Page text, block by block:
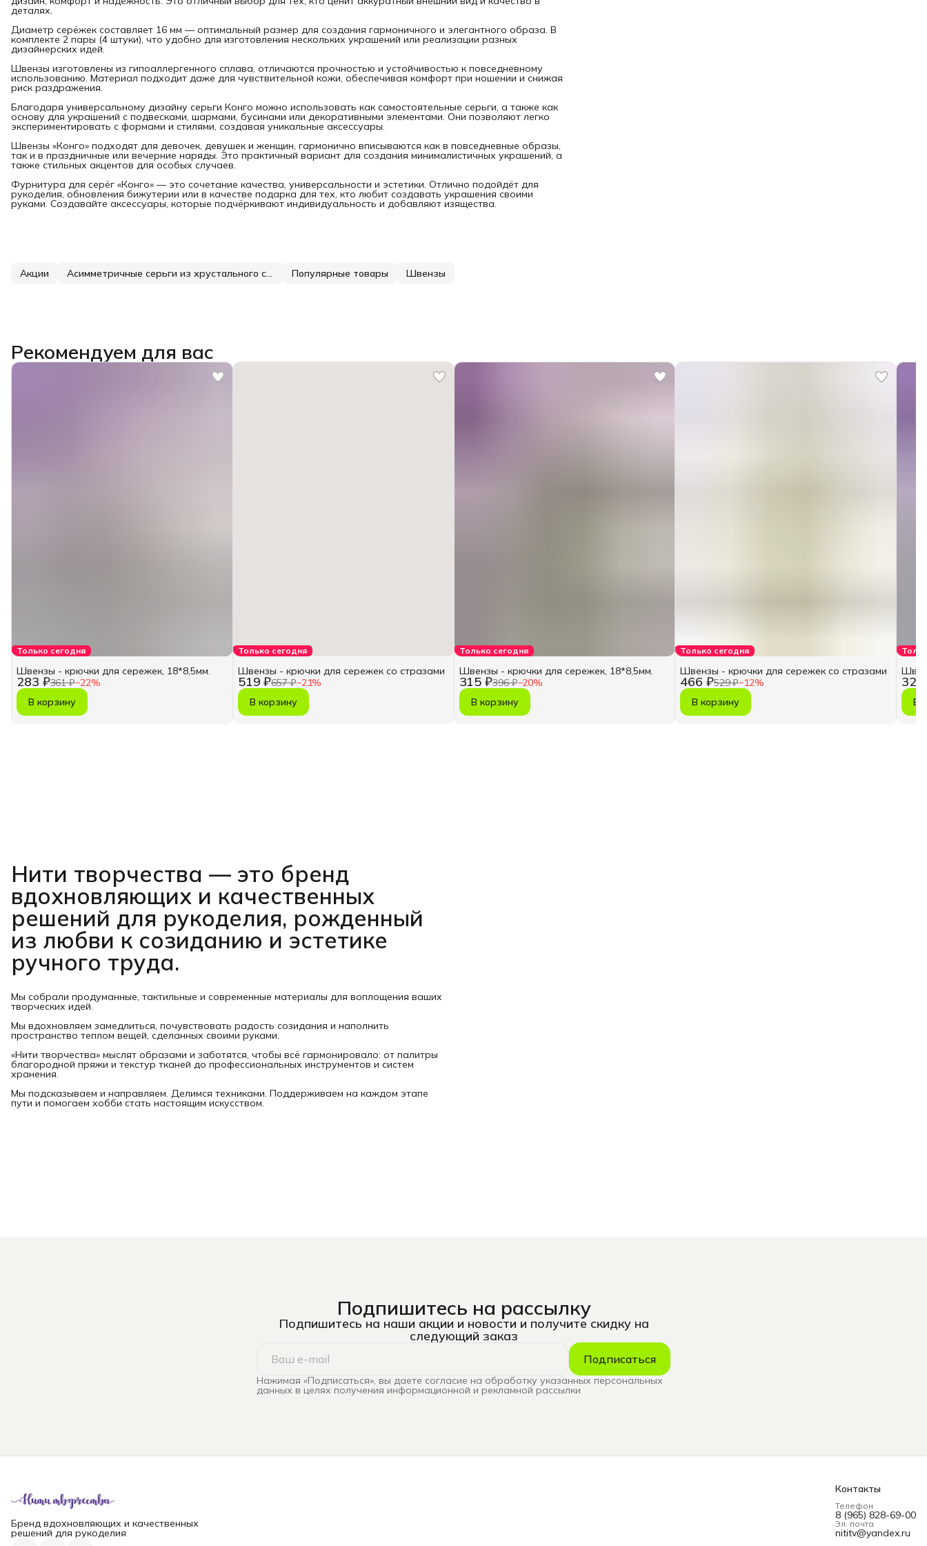
деталях.
Диаметр серёжек составляет 16 мм — оптимальный размер для создания гармоничного и элегантного образа. В
комплекте 2 пары (4 штуки), что удобно для изготовления нескольких украшений или реализации разных
дизайнерских идей.
Швензы изготовлены из гипоаллергенного сплава, отличаются прочностью и устойчивостью к повседневному
использованию. Материал подходит даже для чувствительной кожи, обеспечивая комфорт при ношении и снижая
риск раздражения.
Благодаря универсальному дизайну серьги Конго можно использовать как самостоятельные серьги, а также как
основу для украшений с подвесками, шармами, бусинами или декоративными элементами. Они позволяют легко
экспериментировать с формами и стилями, создавая уникальные аксессуары.
Швензы «Конго» подходят для девочек, девушек и женщин, гармонично вписываются как в повседневные образы,
так и в праздничные или вечерние наряды. Это практичный вариант для создания минималистичных украшений, а
также стильных акцентов для особых случаев.
Фурнитура для серёг «Конго» — это сочетание качества, универсальности и эстетики. Отлично подойдёт для
рукоделия, обновления бижутерии или в качестве подарка для тех, кто любит создавать украшения своими
руками. Создавайте аксессуары, которые подчёркивают индивидуальность и добавляют изящества.
Акции Популярные товары Швензы
Рекомендуем для вас
Только сегодня
283 ₽361 ₽−22%
Швензы - крючки для сережек, 18*8,5мм.
В корзину
Только сегодня
519 ₽657 ₽−21%
Швензы - крючки для сережек со стразами
В корзину
Только сегодня
315 ₽396 ₽−20%
Швензы - крючки для сережек, 18*8,5мм.
В корзину
Только сегодня
466 ₽529 ₽−12%
Швензы - крючки для сережек со стразами
В корзину
321
В
Нити творчества — это бренд
вдохновляющих и качественных
решений для рукоделия, рожденный
из любви к созиданию и эстетике
ручного труда.
Мы собрали продуманные, тактильные и современные материалы для воплощения ваших
творческих идей.
Мы вдохновляем замедлиться, почувствовать радость созидания и наполнить
пространство теплом вещей, сделанных своими руками.
«Нити творчества» мыслят образами и заботятся, чтобы всё гармонировало: от палитры
благородной пряжи и текстур тканей до профессиональных инструментов и систем
хранения.
Мы подсказываем и направляем. Делимся техниками. Поддерживаем на каждом этапе
пути и помогаем хобби стать настоящим искусством.
Подпишитесь на рассылку
Подпишитесь на наши акции и новости и получите скидку на
следующий заказ
Подписаться
Нажимая «Подписаться», вы даете согласие на обработку указанных персональных
данных в целях получения информационной и рекламной рассылки
Бренд вдохновляющих и качественных
решений для рукоделия
Контакты
Телефон
8 (965) 828-69-00
Эл. почта
nititv@yandex.ru